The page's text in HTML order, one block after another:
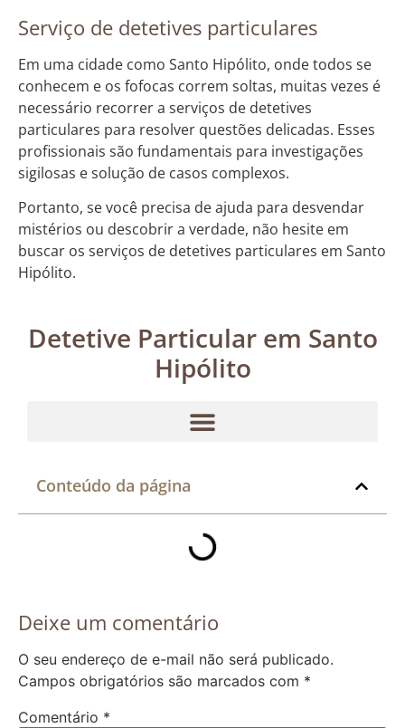
Serviço de detetives particulares
Em uma cidade como Santo Hipólito, onde todos se
conhecem e os fofocas correm soltas, muitas vezes é
necessário recorrer a serviços de detetives
particulares para resolver questões delicadas. Esses
profissionais são fundamentais para investigações
sigilosas e solução de casos complexos.
Portanto, se você precisa de ajuda para desvendar
mistérios ou descobrir a verdade, não hesite em
buscar os serviços de detetives particulares em Santo
Hipólito.
Detetive Particular em Santo
Hipólito
Conteúdo da página
Deixe um comentário
O seu endereço de e-mail não será publicado.
Campos obrigatórios são marcados com *
Comentário *